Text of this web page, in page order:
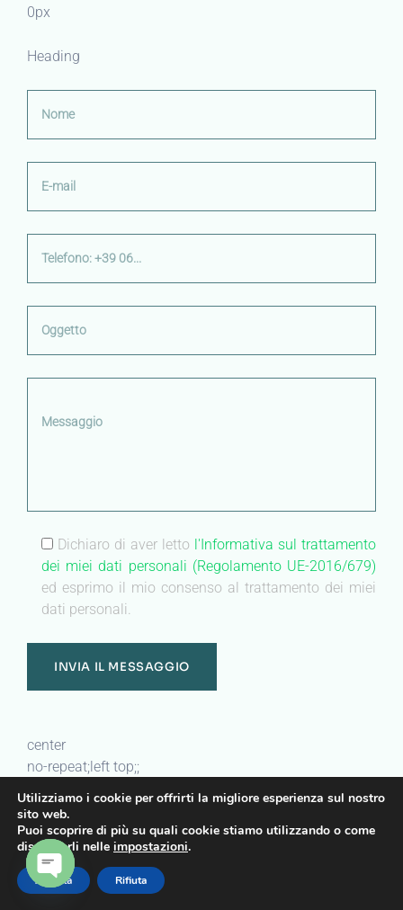
0px
Heading
Dichiaro di aver letto l'Informativa sul trattamento
dei miei dati personali (Regolamento UE-2016/679)
ed esprimo il mio consenso al trattamento dei miei
dati personali.
center
no-repeat;left top;;
Heading
Sanatrix a casa
Utilizziamo i cookie per offrirti la migliore esperienza sul nostro
sito web.
Puoi scoprire di più su quali cookie stiamo utilizzando o come
disattivarli nelle impostazioni.
Accetta Rifiuta
OPEN